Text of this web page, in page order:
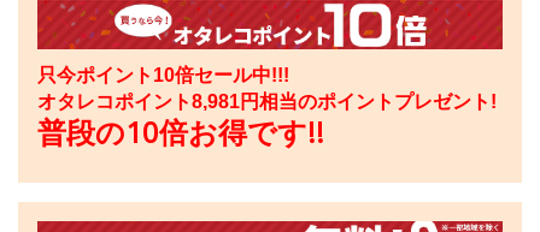
只今ポイント10倍セール中!!!
オタレコポイント8,981円相当のポイントプレゼント!
普段の10倍お得です!!